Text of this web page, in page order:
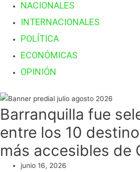
NACIONALES
INTERNACIONALES
POLÍTICA
ECONÓMICAS
OPINIÓN
Barranquilla fue
entre los 10
más accesibles de
junio 16, 2026